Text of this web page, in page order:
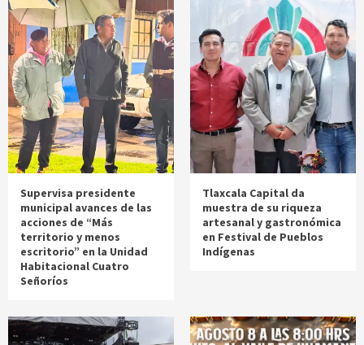
Supervisa presidente
municipal avances de las
acciones de “Más
territorio y menos
escritorio” en la Unidad
Habitacional Cuatro
Señoríos
Tlaxcala Capital da
muestra de su riqueza
artesanal y gastronómica
en Festival de Pueblos
Indígenas